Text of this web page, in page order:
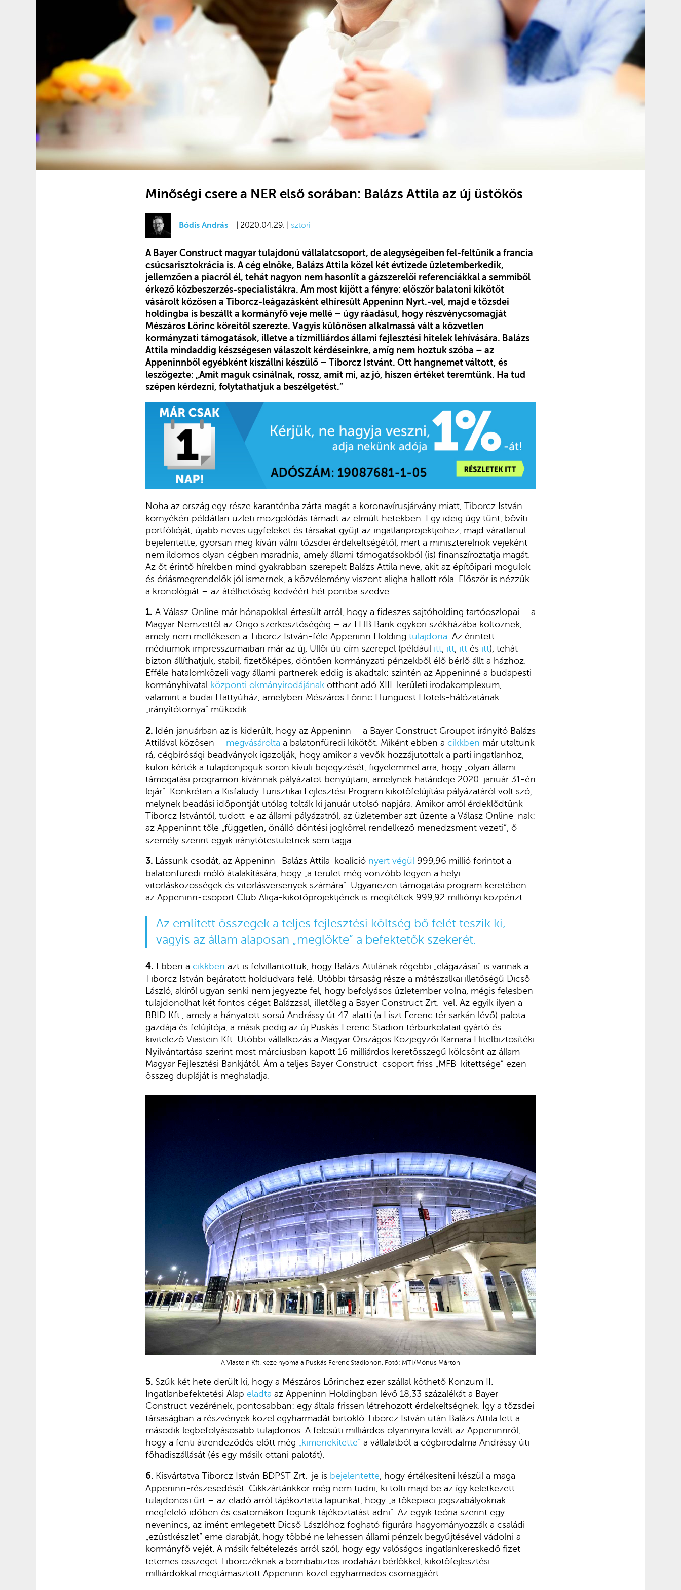
Minőségi csere a NER első sorában: Balázs Attila az új üstökös
Bódis András | 2020.04.29. | sztori
A Bayer Construct magyar tulajdonú vállalatcsoport, de alegységeiben fel-feltűnik a francia
csúcsarisztokrácia is. A cég elnöke, Balázs Attila közel két évtizede üzletemberkedik,
jellemzően a piacról él, tehát nagyon nem hasonlít a gázszerelői referenciákkal a semmiből
érkező közbeszerzés-specialistákra. Ám most kijött a fényre: először balatoni kikötőt
vásárolt közösen a Tiborcz-leágazásként elhíresült Appeninn Nyrt.-vel, majd e tőzsdei
holdingba is beszállt a kormányfő veje mellé – úgy ráadásul, hogy részvénycsomagját
Mészáros Lőrinc köreitől szerezte. Vagyis különösen alkalmassá vált a közvetlen
kormányzati támogatások, illetve a tízmilliárdos állami fejlesztési hitelek lehívására. Balázs
Attila mindaddig készségesen válaszolt kérdéseinkre, amíg nem hoztuk szóba – az
Appeninnből egyébként kiszállni készülő – Tiborcz Istvánt. Ott hangnemet váltott, és
leszögezte: „Amit maguk csinálnak, rossz, amit mi, az jó, hiszen értéket teremtünk. Ha tud
szépen kérdezni, folytathatjuk a beszélgetést.”
Noha az ország egy része karanténba zárta magát a koronavírusjárvány miatt, Tiborcz István
környékén példátlan üzleti mozgolódás támadt az elmúlt hetekben. Egy ideig úgy tűnt, bővíti
portfólióját, újabb neves ügyfeleket és társakat gyűjt az ingatlanprojektjeihez, majd váratlanul
bejelentette, gyorsan meg kíván válni tőzsdei érdekeltségétől, mert a miniszterelnök vejeként
nem ildomos olyan cégben maradnia, amely állami támogatásokból (is) finanszíroztatja magát.
Az őt érintő hírekben mind gyakrabban szerepelt Balázs Attila neve, akit az építőipari mogulok
és óriásmegrendelők jól ismernek, a közvélemény viszont aligha hallott róla. Először is nézzük
a kronológiát – az átélhetőség kedvéért hét pontba szedve.
1. A Válasz Online már hónapokkal értesült arról, hogy a fideszes sajtóholding tartóoszlopai – a
Magyar Nemzettől az Origo szerkesztőségéig – az FHB Bank egykori székházába költöznek,
amely nem mellékesen a Tiborcz István-féle Appeninn Holding tulajdona. Az érintett
médiumok impresszumaiban már az új, Üllői úti cím szerepel (például itt, itt, itt és itt), tehát
bizton állíthatjuk, stabil, fizetőképes, döntően kormányzati pénzekből élő bérlő állt a házhoz.
Efféle hatalomközeli vagy állami partnerek eddig is akadtak: szintén az Appeninné a budapesti
kormányhivatal központi okmányirodájának otthont adó XIII. kerületi irodakomplexum,
valamint a budai Hattyúház, amelyben Mészáros Lőrinc Hunguest Hotels-hálózatának
„irányítótornya” működik.
2. Idén januárban az is kiderült, hogy az Appeninn – a Bayer Construct Groupot irányító Balázs
Attilával közösen – megvásárolta a balatonfüredi kikötőt. Miként ebben a cikkben már utaltunk
rá, cégbírósági beadványok igazolják, hogy amikor a vevők hozzájutottak a parti ingatlanhoz,
külön kérték a tulajdonjoguk soron kívüli bejegyzését, figyelemmel arra, hogy „olyan állami
támogatási programon kívánnak pályázatot benyújtani, amelynek határideje 2020. január 31-én
lejár”. Konkrétan a Kisfaludy Turisztikai Fejlesztési Program kikötőfelújítási pályázatáról volt szó,
melynek beadási időpontját utólag tolták ki január utolsó napjára. Amikor arról érdeklődtünk
Tiborcz Istvántól, tudott-e az állami pályázatról, az üzletember azt üzente a Válasz Online-nak:
az Appeninnt tőle „független, önálló döntési jogkörrel rendelkező menedzsment vezeti”, ő
személy szerint egyik iránytótestületnek sem tagja.
3. Lássunk csodát, az Appeninn–Balázs Attila-koalíció nyert végül 999,96 millió forintot a
balatonfüredi móló átalakítására, hogy „a terület még vonzóbb legyen a helyi
vitorlásközösségek és vitorlásversenyek számára”. Ugyanezen támogatási program keretében
az Appeninn-csoport Club Aliga-kikötőprojektjének is megítéltek 999,92 milliónyi közpénzt.
Az említett összegek a teljes fejlesztési költség bő felét teszik ki,
vagyis az állam alaposan „meglökte” a befektetők szekerét.
4. Ebben a cikkben azt is felvillantottuk, hogy Balázs Attilának régebbi „elágazásai” is vannak a
Tiborcz István bejáratott holdudvara felé. Utóbbi társaság része a mátészalkai illetőségű Dicső
László, akiről ugyan senki nem jegyezte fel, hogy befolyásos üzletember volna, mégis felesben
tulajdonolhat két fontos céget Balázzsal, illetőleg a Bayer Construct Zrt.-vel. Az egyik ilyen a
BBID Kft., amely a hányatott sorsú Andrássy út 47. alatti (a Liszt Ferenc tér sarkán lévő) palota
gazdája és felújítója, a másik pedig az új Puskás Ferenc Stadion térburkolatait gyártó és
kivitelező Viastein Kft. Utóbbi vállalkozás a Magyar Országos Közjegyzői Kamara Hitelbiztosítéki
Nyilvántartása szerint most márciusban kapott 16 milliárdos keretösszegű kölcsönt az állam
Magyar Fejlesztési Bankjától. Ám a teljes Bayer Construct-csoport friss „MFB-kitettsége” ezen
összeg dupláját is meghaladja.
A Viastein Kft. keze nyoma a Puskás Ferenc Stadionon. Fotó: MTI/Mónus Márton
5. Szűk két hete derült ki, hogy a Mészáros Lőrinchez ezer szállal köthető Konzum II.
Ingatlanbefektetési Alap eladta az Appeninn Holdingban lévő 18,33 százalékát a Bayer
Construct vezérének, pontosabban: egy általa frissen létrehozott érdekeltségnek. Így a tőzsdei
társaságban a részvények közel egyharmadát birtokló Tiborcz István után Balázs Attila lett a
második legbefolyásosabb tulajdonos. A felcsúti milliárdos olyannyira levált az Appeninnről,
hogy a fenti átrendeződés előtt még
„kimenekítette” a vállalatból a cégbirodalma Andrássy úti
főhadiszállását (és egy másik ottani palotát).
6. Kisvártatva Tiborcz István BDPST Zrt.-je is bejelentette , hogy értékesíteni készül a maga
Appeninn-részesedését. Cikkzártánkkor még nem tudni, ki tölti majd be az így keletkezett
tulajdonosi űrt – az eladó arról tájékoztatta lapunkat, hogy „a tőkepiaci jogszabályoknak
megfelelő időben és csatornákon fogunk tájékoztatást adni”. Az egyik teória szerint egy
nevenincs, az imént emlegetett Dicső Lászlóhoz fogható figurára hagyományozzák a családi
„ezüstkészlet” eme darabját, hogy többé ne lehessen állami pénzek begyűjtésével vádolni a
kormányfő vejét. A másik feltételezés arról szól, hogy egy valóságos ingatlankereskedő fizet
tetemes összeget Tiborczéknak a bombabiztos irodaházi bérlőkkel, kikötőfejlesztési
milliárdokkal megtámasztott Appeninn közel egyharmados csomagjáért.